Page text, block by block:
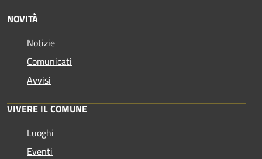
NOVITÀ
Notizie
Comunicati
Avvisi
VIVERE IL COMUNE
Luoghi
Eventi